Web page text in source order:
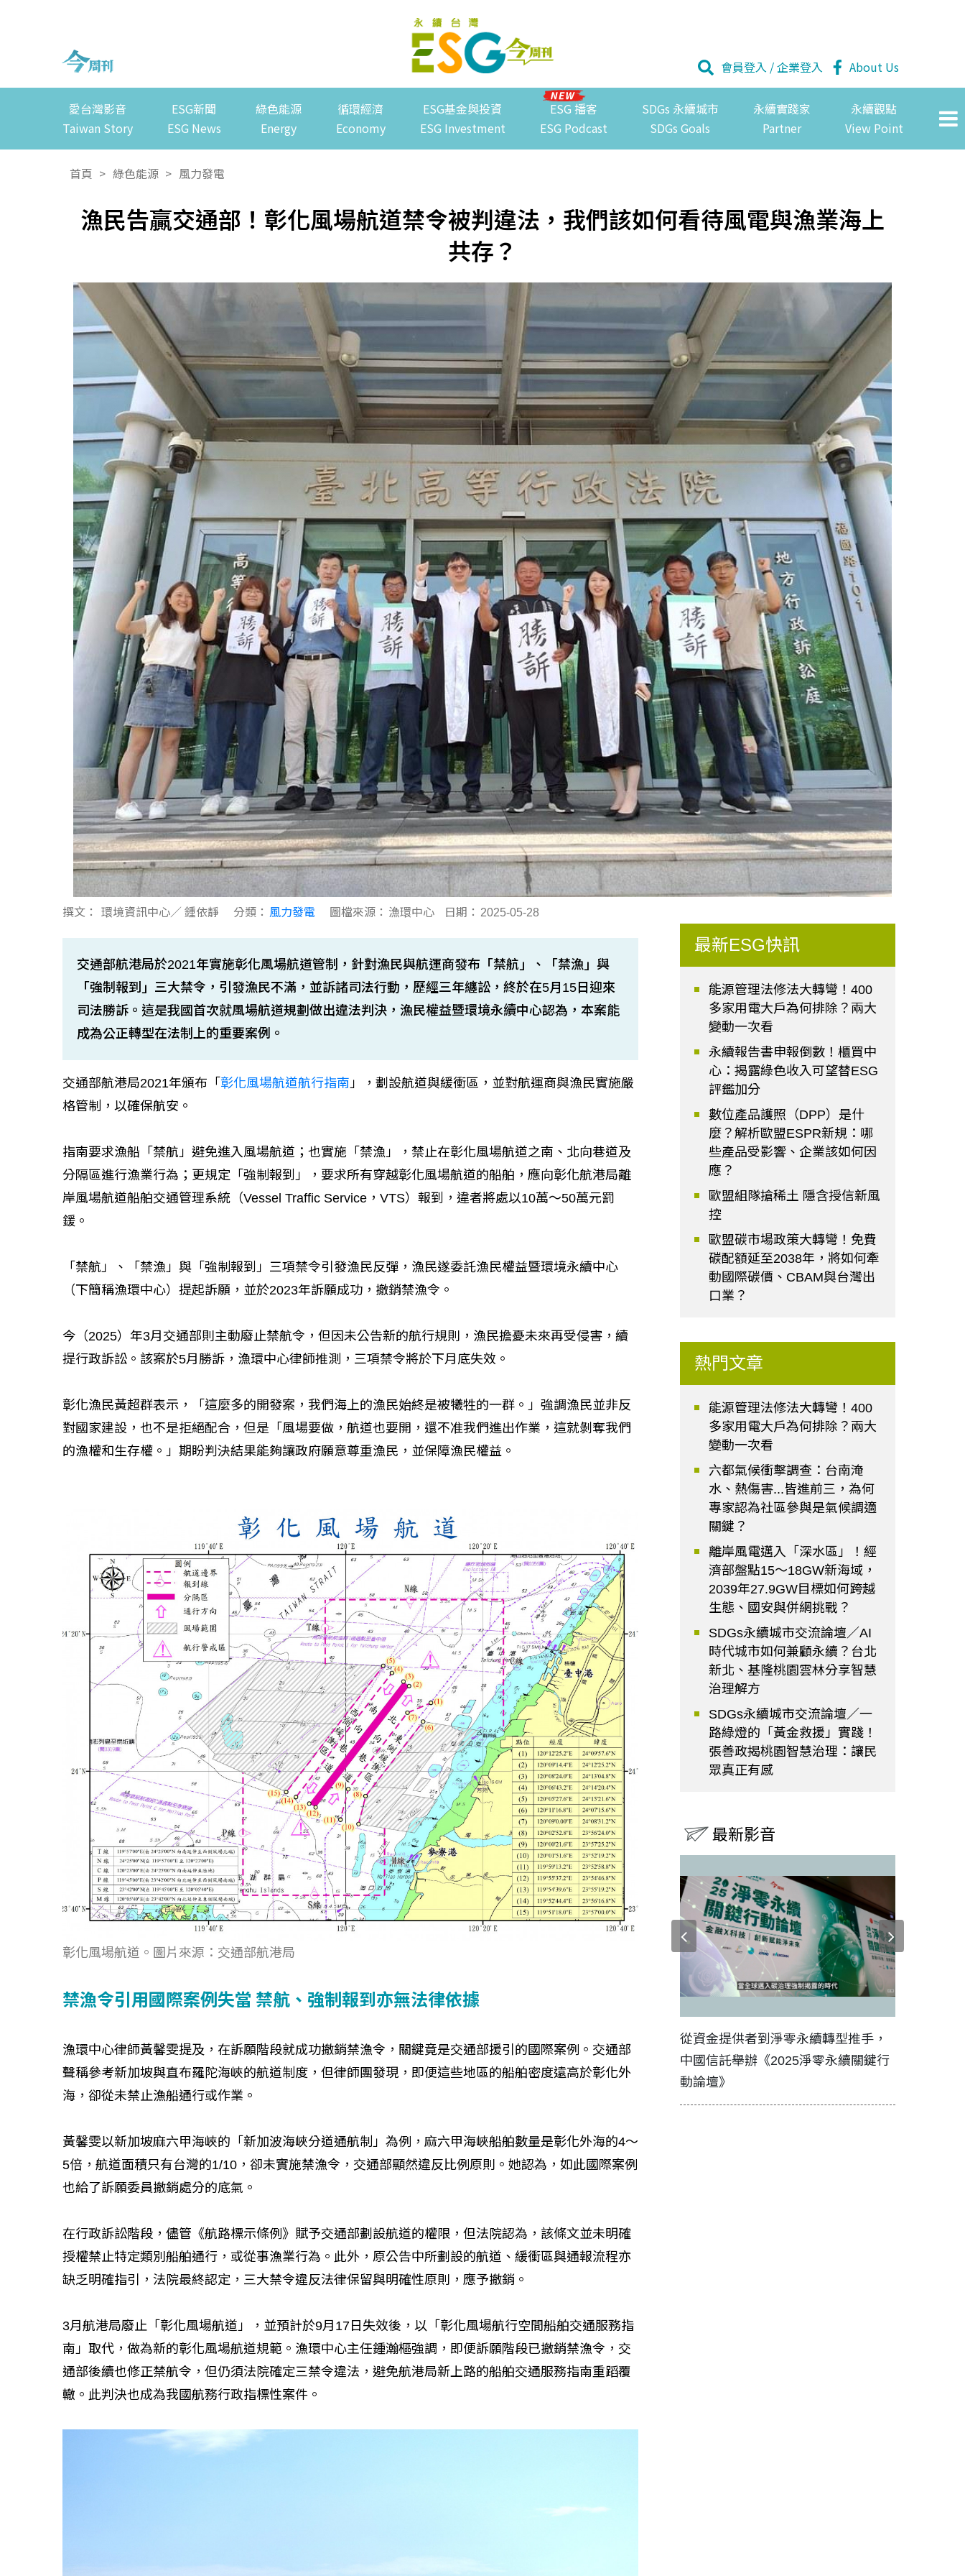
會員登入 /企業登入 About Us
愛台灣影音
Taiwan Story
ESG新聞
ESG News
綠色能源
Energy
循環經濟
Economy
ESG基金與投資
ESG Investment
ESG 播客
ESG Podcast
SDGs 永續城市
SDGs Goals
永續實踐家
Partner
永續觀點
View Point
首頁 > 綠色能源 > 風力發電
漁民告贏交通部！彰化風場航道禁令被判違法，我們該如何看待風電與漁業海上
共存？
撰文： 環境資訊中心／ 鍾依靜 分類： 風力發電 圖檔來源： 漁環中心 日期： 2025-05-28
交通部航港局於2021年實施彰化風場航道管制，針對漁民與航運商發布「禁航」、「禁漁」與
「強制報到」三大禁令，引發漁民不滿，並訴諸司法行動，歷經三年纏訟，終於在5月15日迎來
司法勝訴。這是我國首次就風場航道規劃做出違法判決，漁民權益暨環境永續中心認為，本案能
成為公正轉型在法制上的重要案例。
交通部航港局2021年頒布「 彰化風場航道航行指南」，劃設航道與緩衝區，並對航運商與漁民實施嚴
格管制，以確保航安。
指南要求漁船「禁航」避免進入風場航道；也實施「禁漁」，禁止在彰化風場航道之南、北向巷道及
分隔區進行漁業行為；更規定「強制報到」，要求所有穿越彰化風場航道的船舶，應向彰化航港局離
岸風場航道船舶交通管理系統（Vessel Traffic Service，VTS）報到，違者將處以10萬～50萬元罰
鍰。
「禁航」、「禁漁」與「強制報到」三項禁令引發漁民反彈，漁民遂委託漁民權益暨環境永續中心
（下簡稱漁環中心）提起訴願，並於2023年訴願成功，撤銷禁漁令。
今（2025）年3月交通部則主動廢止禁航令，但因未公告新的航行規則，漁民擔憂未來再受侵害，續
提行政訴訟。該案於5月勝訴，漁環中心律師推測，三項禁令將於下月底失效。
彰化漁民黃超群表示，「這麼多的開發案，我們海上的漁民始終是被犧牲的一群。」強調漁民並非反
對國家建設，也不是拒絕配合，但是「風場要做，航道也要開，還不准我們進出作業，這就剝奪我們
的漁權和生存權。」期盼判決結果能夠讓政府願意尊重漁民，並保障漁民權益。
彰化風場航道。圖片來源：交通部航港局
禁漁令引用國際案例失當 禁航、強制報到亦無法律依據
漁環中心律師黃馨雯提及，在訴願階段就成功撤銷禁漁令，關鍵竟是交通部援引的國際案例。交通部
聲稱參考新加坡與直布羅陀海峽的航道制度，但律師團發現，即便這些地區的船舶密度遠高於彰化外
海，卻從未禁止漁船通行或作業。
黃馨雯以新加坡麻六甲海峽的「新加波海峽分道通航制」為例，麻六甲海峽船舶數量是彰化外海的4～
5倍，航道面積只有台灣的1/10，卻未實施禁漁令，交通部顯然違反比例原則。她認為，如此國際案例
也給了訴願委員撤銷處分的底氣。
在行政訴訟階段，儘管《航路標示條例》賦予交通部劃設航道的權限，但法院認為，該條文並未明確
授權禁止特定類別船舶通行，或從事漁業行為。此外，原公告中所劃設的航道、緩衝區與通報流程亦
缺乏明確指引，法院最終認定，三大禁令違反法律保留與明確性原則，應予撤銷。
3月航港局廢止「彰化風場航道」，並預計於9月17日失效後，以「彰化風場航行空間船舶交通服務指
南」取代，做為新的彰化風場航道規範。漁環中心主任鍾瀚樞強調，即便訴願階段已撤銷禁漁令，交
通部後續也修正禁航令，但仍須法院確定三禁令違法，避免航港局新上路的船舶交通服務指南重蹈覆
轍。此判決也成為我國航務行政指標性案件。
最新ESG快訊
能源管理法修法大轉彎！400
多家用電大戶為何排除？兩大
變動一次看
永續報告書申報倒數！櫃買中
心：揭露綠色收入可望替ESG
評鑑加分
數位產品護照（DPP）是什
麼？解析歐盟ESPR新規：哪
些產品受影響、企業該如何因
應？
歐盟組隊搶稀土 隱含授信新風
控
歐盟碳市場政策大轉彎！免費
碳配額延至2038年，將如何牽
動國際碳價、CBAM與台灣出
口業？
熱門文章
能源管理法修法大轉彎！400
多家用電大戶為何排除？兩大
變動一次看
六都氣候衝擊調查：台南淹
水、熱傷害...皆進前三，為何
專家認為社區參與是氣候調適
關鍵？
離岸風電邁入「深水區」！經
濟部盤點15～18GW新海域，
2039年27.9GW目標如何跨越
生態、國安與併網挑戰？
SDGs永續城市交流論壇／AI
時代城市如何兼顧永續？台北
新北、基隆桃園雲林分享智慧
治理解方
SDGs永續城市交流論壇／一
路綠燈的「黃金救援」實踐！
張善政揭桃園智慧治理：讓民
眾真正有感
最新影音
如何守護每個生命的轉折點？ 醫務社
【故事精華】從黑暗到光明 見證醫務
從資金提供者到淨零永續轉型推手，
中國信託舉辦《2025淨零永續關鍵行
動論壇》